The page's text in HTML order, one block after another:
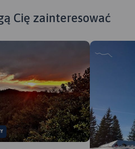
Cię zainteresować